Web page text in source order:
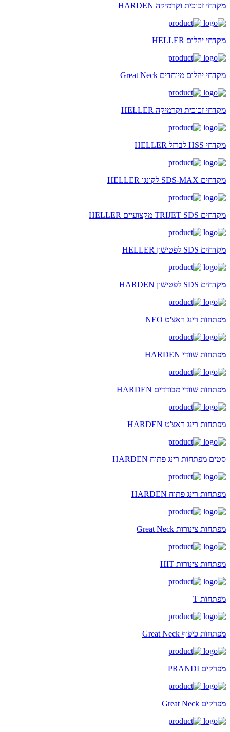
מקדחי זכוכית וקרמיקה HARDEN
מקדחי יהלום HELLER
מקדחי יהלום מיוחדים Great Neck
מקדחי זכוכית וקרמיקה HELLER
מקדחי HSS לברזל HELLER
מקדחים SDS-MAX לקונגו HELLER
מקדחים TRIJET SDS מקצועיים HELLER
מקדחים SDS לפטישון HELLER
מקדחים SDS לפטישון HARDEN
מפתחות רינג ראצ'ט NEO
מפתחות שוודי HARDEN
מפתחות שוודי מבודדים HARDEN
מפתחות רינג ראצ'ט HARDEN
סטים מפתחות רינג פתוח HARDEN
מפתחות רינג פתוח HARDEN
מפתחות צינורות Great Neck
מפתחות צינורות HIT
מפתחות T
מפתחות כיפוף Great Neck
מפרקים PRANDI
מפרקים Great Neck